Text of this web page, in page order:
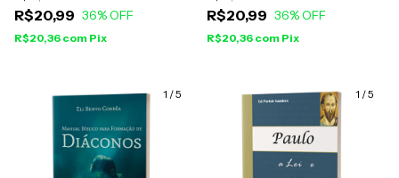
Criação
R$20,99 36% OFF
R$20,36 com Pix
Deus
R$20,99 36% OFF
R$20,36 com Pix
1 /5 1 /5